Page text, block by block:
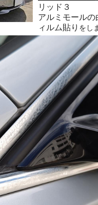
リッド３
アルミモール
ィルム貼り をし